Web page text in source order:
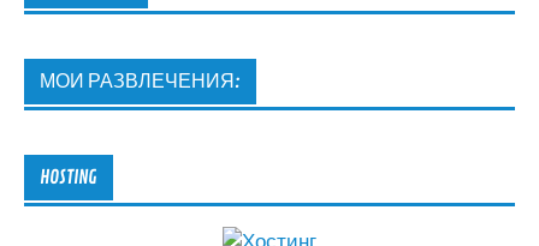
МОИ РАЗВЛЕЧЕНИЯ:
HOSTING